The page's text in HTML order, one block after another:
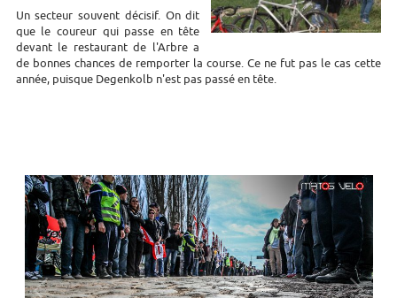
Un secteur souvent décisif. On dit
que le coureur qui passe en tête
devant le restaurant de l'Arbre a
de bonnes chances de remporter la course. Ce ne fut pas le cas cette
année, puisque Degenkolb n'est pas passé en tête.